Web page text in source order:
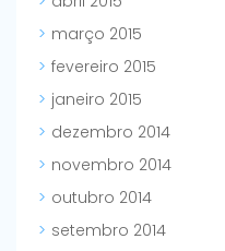
março 2015
fevereiro 2015
janeiro 2015
dezembro 2014
novembro 2014
outubro 2014
setembro 2014